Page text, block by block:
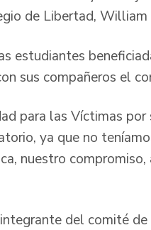
de Libertad, William
estudiantes
sus compañeros el
para las Víctimas
ya que no
nuestro
del comité